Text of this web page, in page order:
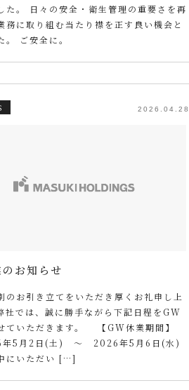
た。 日々の安全・衛生管理の重要さを再
務に取り組む当たり襟を正す良い機会と
。 ご安全に。
2026.04.28
お知らせ
のお引き立てをいただき厚くお礼申し上
社では、誠に勝手ながら下記日程をGW
ていただきます。 【GW休業期間】
5月2日(土) ～ 2026年5月6日(水)
にいただい […]